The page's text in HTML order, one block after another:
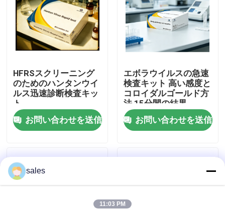
工場見学
品質管理
お問い合わせ
ニュース
VR Show
HFRSスクリーニング
のためのハンタンウイ
ルス迅速診断検査キッ
ト
お問い合わせを送信
エボラウイルスの急速
検査キット 高い感度と
コロイダルゴールド方
法 15分間の結果
お問い合わせを送信
sales
11:03 PM